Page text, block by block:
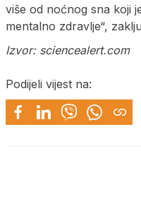
više od noćnog sna koji
mentalno zdravlje“,
Izvor: sciencealert.com
Podijeli vijest na: